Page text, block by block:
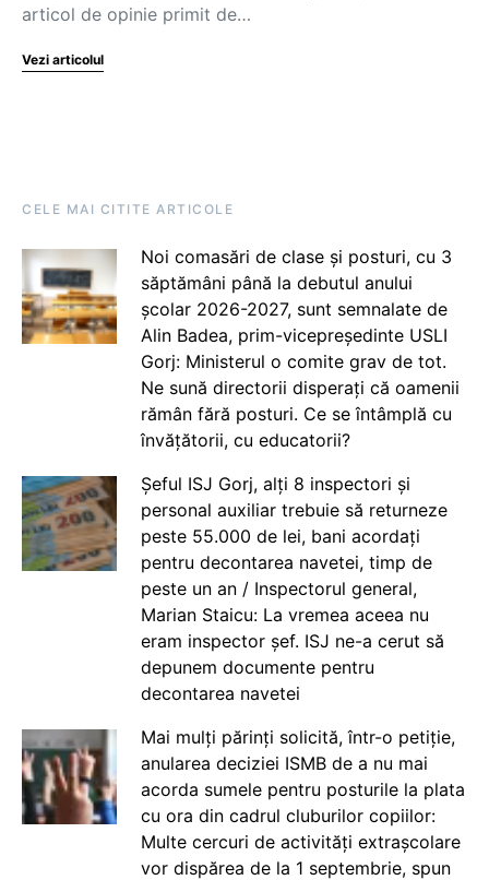
articol de opinie primit de…
Vezi articolul
CELE MAI CITITE ARTICOLE
Noi comasări de clase și posturi, cu 3
săptămâni până la debutul anului
școlar 2026-2027, sunt semnalate de
Alin Badea, prim-vicepreședinte USLI
Gorj: Ministerul o comite grav de tot.
Ne sună directorii disperați că oamenii
rămân fără posturi. Ce se întâmplă cu
învățătorii, cu educatorii?
Șeful ISJ Gorj, alți 8 inspectori și
personal auxiliar trebuie să returneze
peste 55.000 de lei, bani acordați
pentru decontarea navetei, timp de
peste un an / Inspectorul general,
Marian Staicu: La vremea aceea nu
eram inspector șef. ISJ ne-a cerut să
depunem documente pentru
decontarea navetei
Mai mulți părinți solicită, într-o petiție,
anularea deciziei ISMB de a nu mai
acorda sumele pentru posturile la plata
cu ora din cadrul cluburilor copiilor:
Multe cercuri de activități extrașcolare
vor dispărea de la 1 septembrie, spun